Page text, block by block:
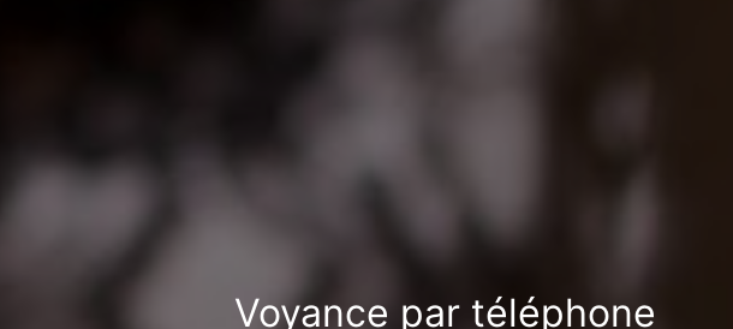
Voyance par téléphone